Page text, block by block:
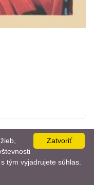
📨
Zatvoriť
tým vyjadrujete súhlas.